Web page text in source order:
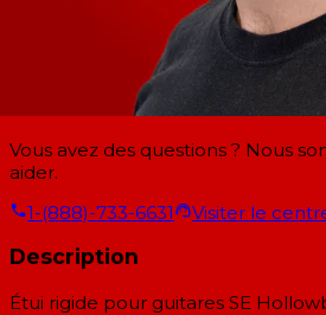
Vous avez des questions ? Nous
aider.
1-(888)-733-6631
Visiter le
Description
Étui rigide pour guitares SE